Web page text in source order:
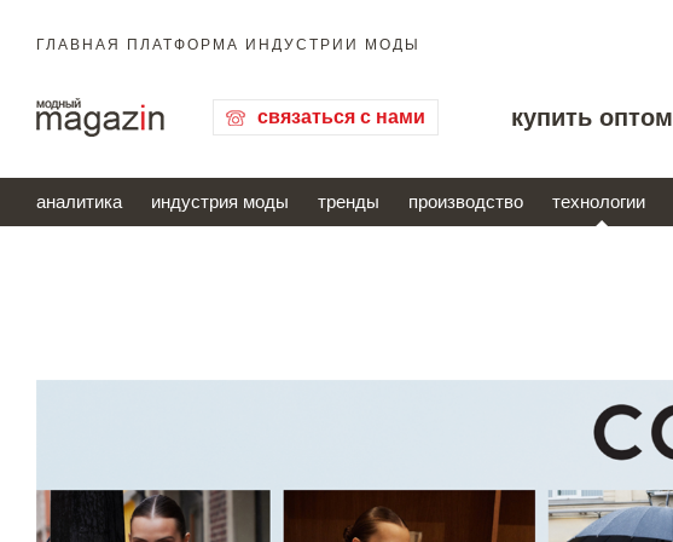
ГЛАВНАЯ ПЛАТФОРМА ИНДУСТРИИ МОДЫ
связаться с нами купить оптом
аналитика индустрия моды тренды производство технологии